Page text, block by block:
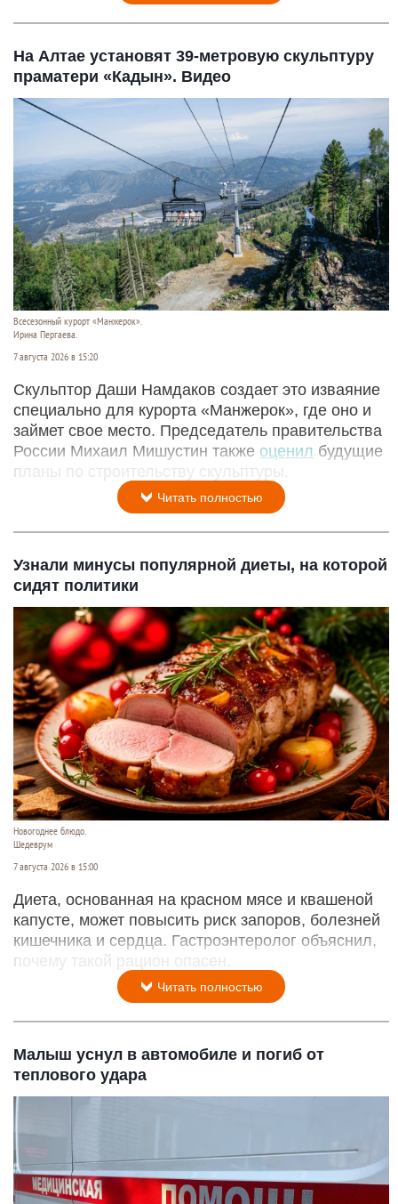
На Алтае установят 39-метровую скульптуру
праматери «Кадын». Видео
Всесезонный курорт «Манжерок».
Ирина Пергаева.
7 августа 2026 в 15:20
Скульптор Даши Намдаков создает это изваяние
специально для курорта «Манжерок», где оно и
займет свое место. Председатель правительства
России Михаил Мишустин также оценил будущие
планы по строительству скульптуры.
Читать полностью
Узнали минусы популярной диеты, на которой
сидят политики
Новогоднее блюдо.
Шедеврум
7 августа 2026 в 15:00
Диета, основанная на красном мясе и квашеной
капусте, может повысить риск запоров, болезней
кишечника и сердца. Гастроэнтеролог объяснил,
почему такой рацион опасен.
Читать полностью
Малыш уснул в автомобиле и погиб от
теплового удара